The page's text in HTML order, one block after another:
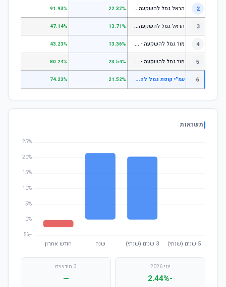
2 ה
ראל גמל להשקעה מניות 22.32%
91.93%
3 ה
ראל גמל להשקעה כללי 13.71%
47.14%
4 מ
ור גמל להשקעה - כללי 13.36%
43.23%
5 מ
ור גמל להשקעה - מניות 23.54%
80.24%
6 ע
מ"י קופת גמל להשקעה מסלול מניות 21.52%
74.23%
תשואות
יוני 2026
-2.44%
3 חודשים
—